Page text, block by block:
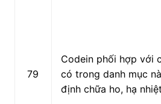
79
Codein phối hợp với
có trong danh mục
định chữa ho, hạ